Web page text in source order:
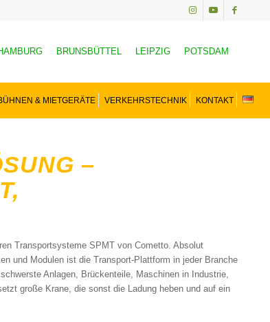
BRUNSBÜTTEL LEIPZIG POTSDAM
& MIETGERÄTE VERKEHRSTECHNIK KONTAKT
–
Transportsysteme SPMT von Cometto. Absolut
und Modulen ist die Transport-Plattform in jeder Branche
Anlagen, Brückenteile, Maschinen in Industrie,
große Krane, die sonst die Ladung heben und auf ein